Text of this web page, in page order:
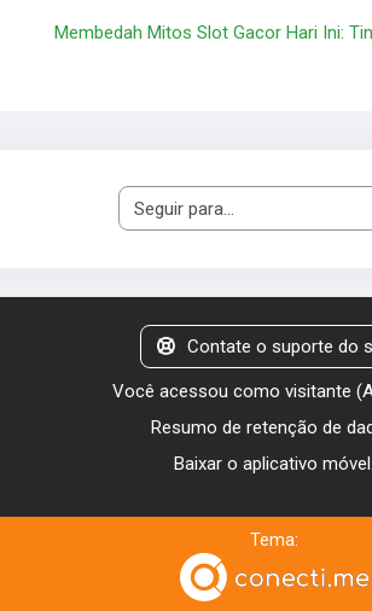
Membedah Mitos Slot Gacor Hari Ini:
Seguir para...
Contate o suporte do
Você acessou como visitante (
Resumo de retenção de
Baixar o aplicativo móvel.
Tema: